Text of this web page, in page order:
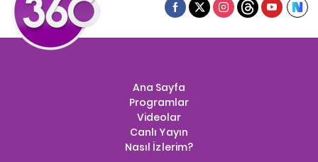
Ana Sayfa
Programlar
Videolar
Canlı Yayın
Nasıl İzlerim?